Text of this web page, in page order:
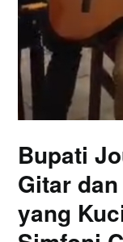
Bupati
Gitar
yang